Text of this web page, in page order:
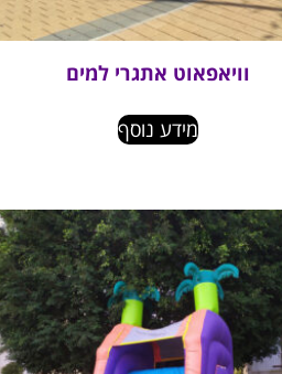
וויאפאוט אתגרי למים
מידע נוסף